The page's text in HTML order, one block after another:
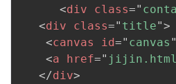
<div class="
<div class=" title">
<canvas id=" canvas "
<a href=" jijin.html
</div>